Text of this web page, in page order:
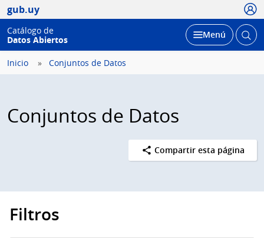
gub.uy
Catálogo de
Datos Abiertos
Desplegar
Menú Abrir
Inicio Conjuntos de Datos
Conjuntos de Datos
Compartir esta página
Filtros